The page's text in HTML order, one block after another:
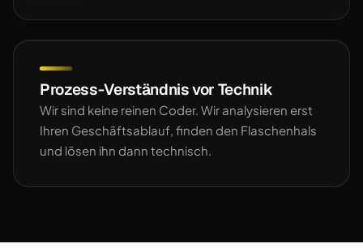
Prozess-Verständnis vor Technik
Wir sind keine reinen Coder. Wir analysieren erst
Ihren Geschäftsablauf, finden den Flaschenhals
und lösen ihn dann technisch.